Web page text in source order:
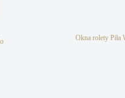
Okna rolety Piła